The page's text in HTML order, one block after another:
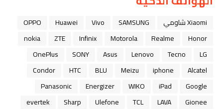
Xiaomi شاومي SAMSUNG
Vivo
Huawei
OPPO
Honor
Realme
Motorola
Infinix
ZTE
nokia
LG
Tecno
Lenovo
Asus
SONY
OnePlus
Alcatel
iphone
Meizu
BLU
HTC
Condor
Google
iPad
WIKO
Energizer
Panasonic
Gionee
LAVA
TCL
Ulefone
Sharp
evertek